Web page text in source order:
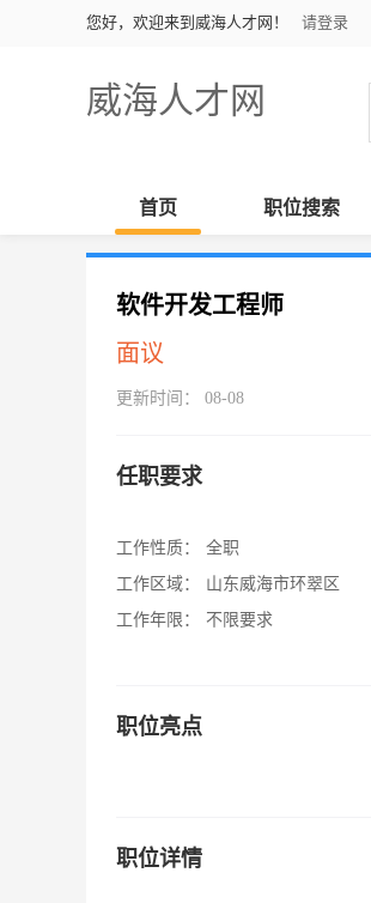
您好，欢迎来到威海人才网！ 请登录
威海人才网
首页 职位搜索
软件开发工程师
面议
更新时间： 08-08
任职要求
工作性质：
全职
工作区域：
山东威海市环翠区
工作年限：
不限要求
职位亮点
职位详情